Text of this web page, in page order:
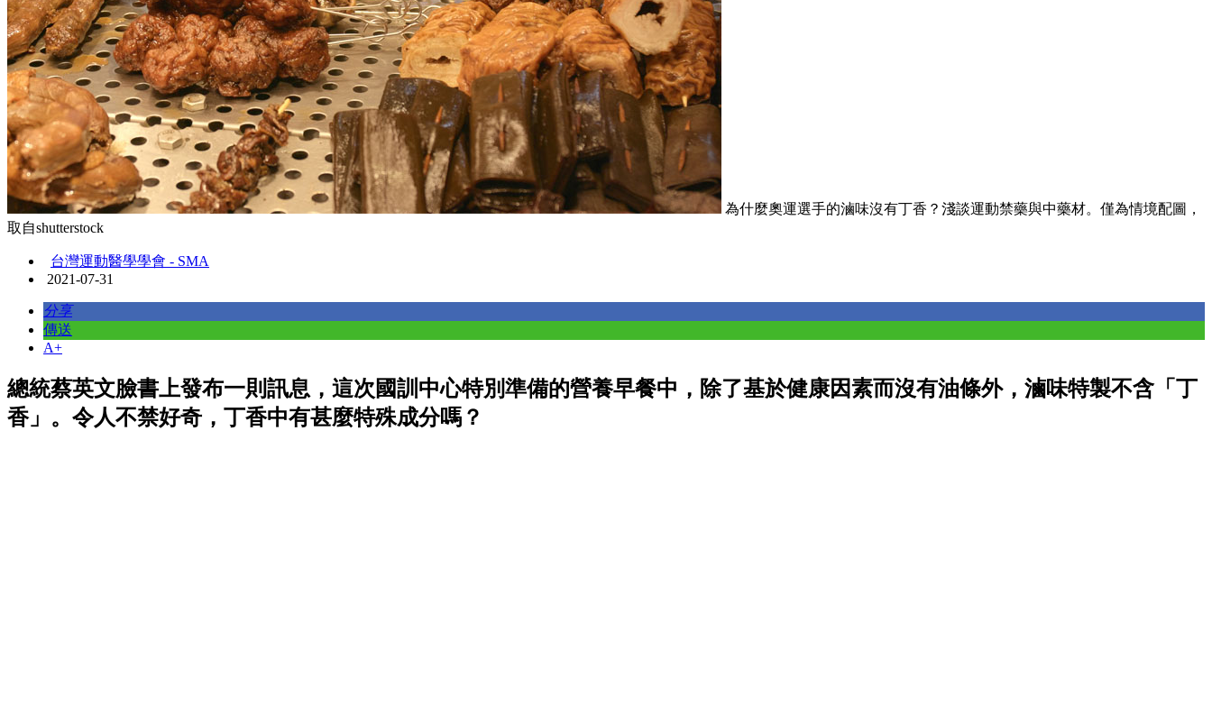
為什麼奧運選手的滷味沒有丁香？淺談運動禁藥與中藥材。僅為情境配圖，
取自shutterstock
台灣運動醫學學會 - SMA
2021-07-31
分享
傳送
A+
總統蔡英文臉書上發布一則訊息，這次國訓中心特別準備的營養早餐中，除了基於健康因素而沒有油條外，滷味特製不含「丁
香」。令人不禁好奇，丁香中有甚麼特殊成分嗎？